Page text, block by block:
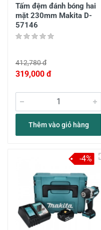
Tấm đệm đánh bóng hai
mặt 230mm Makita D-
57146
412,780 đ
319,000 đ
Thêm vào giỏ hàng
-4%